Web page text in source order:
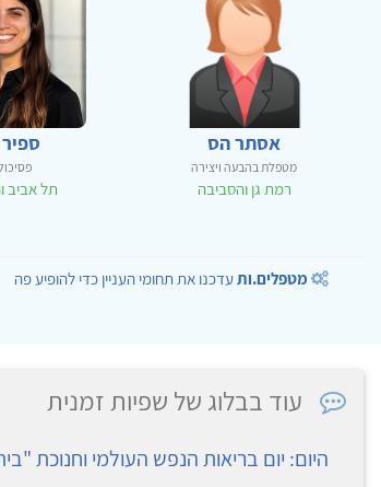
אסתר הס
מטפלת בהבעה ויצירה
רמת גן והסביבה תל אביב
מטפלים.ותעדכנו את תחומי העניין כדי להופיע פה
עוד בבלוג של שפיות זמנית
היום: יום בריאות הנפש העולמי וחנוכת